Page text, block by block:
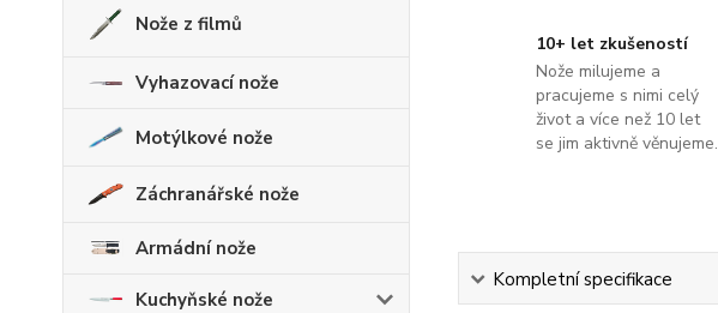
Nože z filmů
Vyhazovací nože
Motýlkové nože
Záchranářské nože
Armádní nože
Kuchyňské nože
10+ let zkušeností
Nože milujeme a
pracujeme s nimi celý
život a více než 10 let
se jim aktivně věnujeme.
Kompletní specifikace